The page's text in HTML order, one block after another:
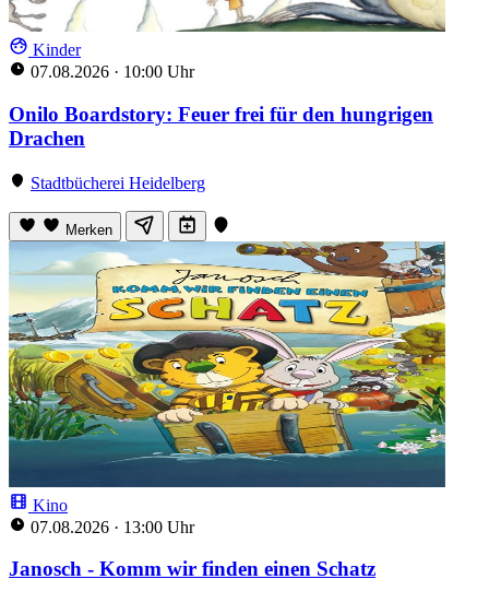
Kinder
07.08.2026 · 10:00 Uhr
Onilo Boardstory: Feuer frei für den hungrigen
Drachen
Stadtbücherei Heidelberg
Merken
Kino
07.08.2026 · 13:00 Uhr
Janosch - Komm wir finden einen Schatz